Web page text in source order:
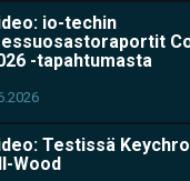
io-techin
-tapahtumasta
Testissä
Wood